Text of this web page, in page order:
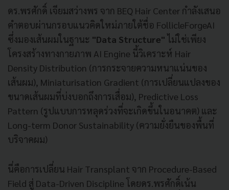
ดร.พรศักดิ์ เจียมสว่างพร จาก BEQ Hair Center กำลังเสนอ
คำตอบผ่านกรอบแนวคิดใหม่ภายใต้ชื่อ FollicleForgeAI
ซึ่งมองเส้นผมในฐานะ "Data Structure" ไม่ใช่เพียง
โครงสร้างทางกายภาพ AI Engine นี้วิเคราะห์ Hair
Density Distribution (การกระจายความหนาแน่นของ
เส้นผม), Miniaturisation Gradient (การเปลี่ยนแปลงของ
ขนาดเส้นผมที่บ่งบอกถึงการเสื่อม), Predictive Loss
Pattern (รูปแบบการหลุดร่วงที่จะเกิดขึ้นในอนาคต) และ
Long-term Donor Sustainability (ความยั่งยืนของพื้นที่
บริจาคผม)
นี่คือการเปลี่ยน Hair Transplant จาก Procedure-Based
Field สู่ Data-Driven Discipline โดยดร.พรศักดิ์เน้น